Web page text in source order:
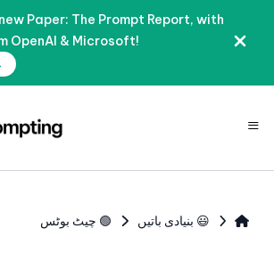
Paper: The Prompt Report, with
OpenAI & Microsoft!
≡
😃 بنیادی باتیں 🟢 چیٹ بوٹس